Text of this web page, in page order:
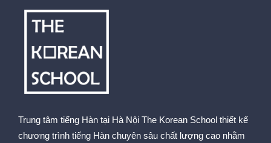
Trung tâm tiếng Hàn tại Hà Nội The Korean School thiết kế
chương trình tiếng Hàn chuyên sâu chất lượng cao nhằm